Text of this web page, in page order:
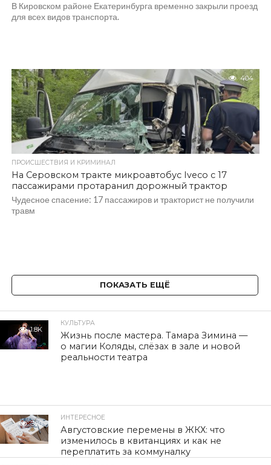
В Кировском районе Екатеринбурга временно закрыли проезд
для всех видов транспорта.
404
ПРОИСШЕСТВИЯ И КРИМИНАЛ
На Серовском тракте микроавтобус Iveco с 17
пассажирами протаранил дорожный трактор
Чудесное спасение: 17 пассажиров и тракторист не получили
травм
ПОКАЗАТЬ ЕЩЁ
1.8K
КУЛЬТУРА
Жизнь после мастера. Тамара Зимина —
о магии Коляды, слёзах в зале и новой
реальности театра
320
ИНТЕРЕСНОЕ
Августовские перемены в ЖКХ: что
изменилось в квитанциях и как не
переплатить за коммуналку